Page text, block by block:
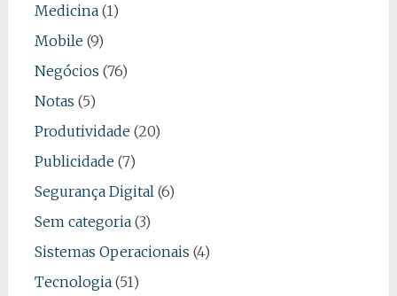
Medicina(1)
Mobile (9)
Negócios (76)
Notas (5)
Produtividade (20)
Publicidade (7)
Segurança Digital(6)
Sem categoria(3)
Sistemas Operacionais (4)
Tecnologia(51)